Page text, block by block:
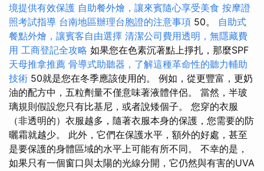
境提供有效保護 自助餐外燴，讓來賓隨心享受美食 按摩證
照考試指導 台南地區辦理台胞證的注意事項 50。 自助式
餐點外燴，讓賓客自由選擇 清潔公司費用透明，無隱藏費
用 工商登記全攻略 如果您在色素沉著點上掙扎，那麼SPF
天母推拿推薦 骨導式助聽器，了解這種革命性的聽力輔助
技術 50就是您在冬季應該使用的。 例如，從更豐富，更奶
油的配方中，五粒劑量不僅意味著液體伴侶。 當然，半玻
璃規則假設您只有比基尼，或者說矮個子。 您穿的衣服
（非透明的）衣服越多，隨著衣服本身的保護，您需要的防
曬霜就越少。 此外，它們在保護水平，額外的好處，甚至
是要保護的身體區域的水平上可能有所不同。 不幸的是，
如果只有一個窗口與太陽的光線分開，它仍然與有害的UVA